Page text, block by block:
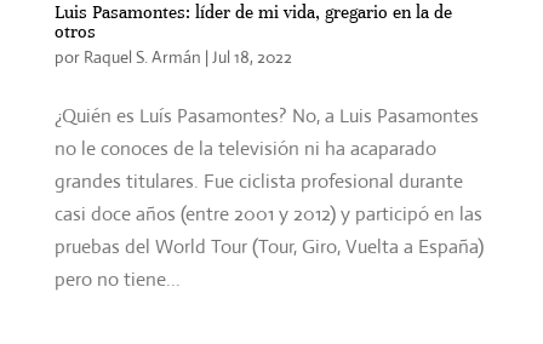
Luis Pasamontes: líder de mi vida, gregario en la de
otros
por Raquel S. Armán |Jul 18, 2022
¿Quién es Luís Pasamontes? No, a Luis Pasamontes
no le conoces de la televisión ni ha acaparado
grandes titulares. Fue ciclista profesional durante
casi doce años (entre 2001 y 2012) y participó en las
pruebas del World Tour (Tour, Giro, Vuelta a España)
pero no tiene...